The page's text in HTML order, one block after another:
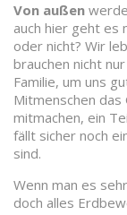
Von außen
auch hier geht
oder nicht? Wir
brauchen nicht
Familie, um uns
Mitmenschen das
mitmachen, ein
fällt sicher noch
sind.
Wenn man es
doch alles